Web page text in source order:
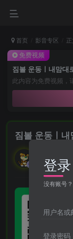
首页 影音专区
짐볼 운동ㅣ내맘대
此内容为免费视频，
免费视频
짐볼 운동ㅣ
酒醒只在花
登录
没有账号
用户名或
登录密码